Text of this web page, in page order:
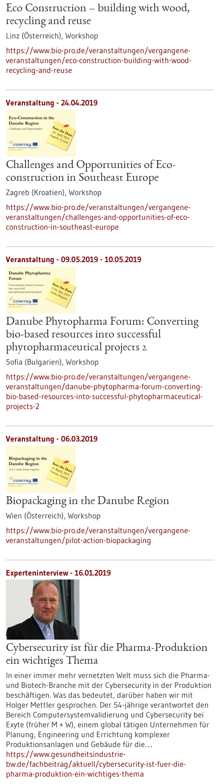
Eco Construction – building with wood,
recycling and reuse
Linz (Österreich), Workshop
https://www.bio-pro.de/veranstaltungen/vergangene-
veranstaltungen/eco-construction-building-with-wood-
recycling-and-reuse
Veranstaltung - 24.04.2019
Challenges and Opportunities of Eco-
construction in Southeast Europe
Zagreb (Kroatien), Workshop
https://www.bio-pro.de/veranstaltungen/vergangene-
veranstaltungen/challenges-and-opportunities-of-eco-
construction-in-southeast-europe
Veranstaltung - 09.05.2019 - 10.05.2019
Danube Phytopharma Forum: Converting
bio-based resources into successful
phytopharmaceutical projects 2
Sofia (Bulgarien), Workshop
https://www.bio-pro.de/veranstaltungen/vergangene-
veranstaltungen/danube-phytopharma-forum-converting-
bio-based-resources-into-successful-phytopharmaceutical-
projects-2
Veranstaltung - 06.03.2019
Biopackaging in the Danube Region
Wien (Österreich), Workshop
https://www.bio-pro.de/veranstaltungen/vergangene-
veranstaltungen/pilot-action-biopackaging
Experteninterview - 16.01.2019
Cybersecurity ist für die Pharma-Produktion
ein wichtiges Thema
In einer immer mehr vernetzten Welt muss sich die Pharma-
und Biotech-Branche mit der Cybersecurity in der Produktion
beschäftigen. Was das bedeutet, darüber haben wir mit
Holger Mettler gesprochen. Der 54-jährige verantwortet den
Bereich Computersystemvalidierung und Cybersecurity bei
Exyte (früher M + W), einem global tätigen Unternehmen für
Planung, Engineering und Errichtung komplexer
Produktionsanlagen und Gebäude für die…
https://www.gesundheitsindustrie-
bw.de/fachbeitrag/aktuell/cybersecurity-ist-fuer-die-
pharma-produktion-ein-wichtiges-thema